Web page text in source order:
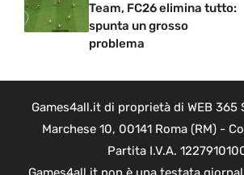
Team, FC26 elimina tutto:
spunta un grosso
problema
Games4all.it di proprietà di WEB 365
Marchese 10, 00141 Roma (RM) -
Partita I.V.A.